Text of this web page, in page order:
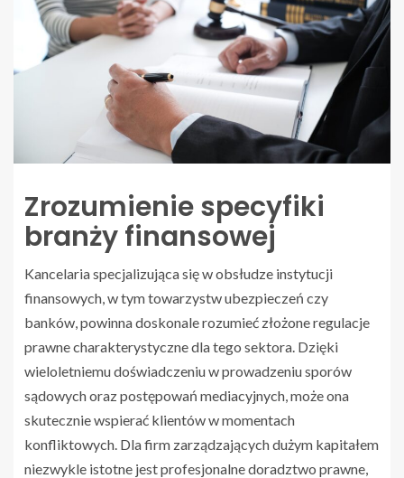
Zrozumienie specyfiki
branży finansowej
Kancelaria specjalizująca się w obsłudze instytucji
finansowych, w tym towarzystw ubezpieczeń czy
banków, powinna doskonale rozumieć złożone regulacje
prawne charakterystyczne dla tego sektora. Dzięki
wieloletniemu doświadczeniu w prowadzeniu sporów
sądowych oraz postępowań mediacyjnych, może ona
skutecznie wspierać klientów w momentach
konfliktowych. Dla firm zarządzających dużym kapitałem
niezwykle istotne jest profesjonalne doradztwo prawne,